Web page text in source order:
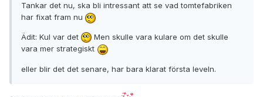
Tankar det nu, ska bli intressant att se vad tomtefabriken
har fixat fram nu
Ädit: Kul var det
Men skulle vara kulare om det skulle
vara mer strategiskt
eller blir det det senare, har bara klarat första leveln.